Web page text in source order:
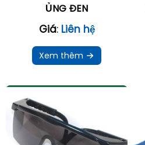
ỦNG ĐEN
Giá: Liên hệ
Xem thêm